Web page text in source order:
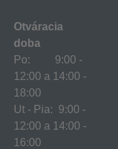
Otváracia
doba
Po: 9:00 -
12:00 a 14:00 -
18:00
Ut - Pia: 9:00 -
12:00 a 14:00 -
16:00